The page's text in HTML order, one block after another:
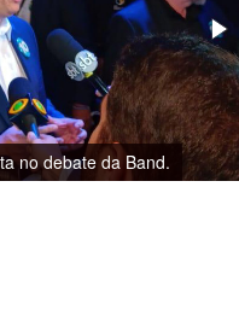
no debate da Band.